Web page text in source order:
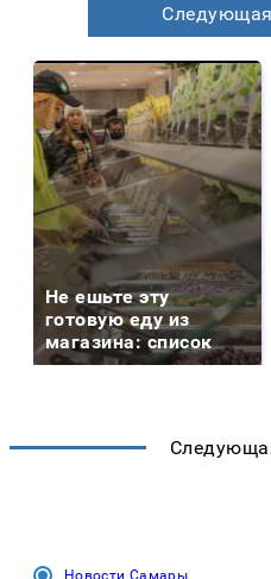
Следующая
Не ешьте эту
готовую еду из
магазина: список
Новости Самары